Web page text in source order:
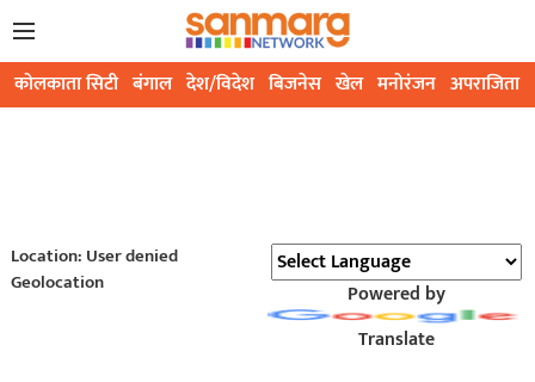
कोलकाता सिटी बंगाल देश/विदेश बिजनेस खेल मनोरंजन अपराजिता
Location: User denied
Geolocation
Powered by
Translate